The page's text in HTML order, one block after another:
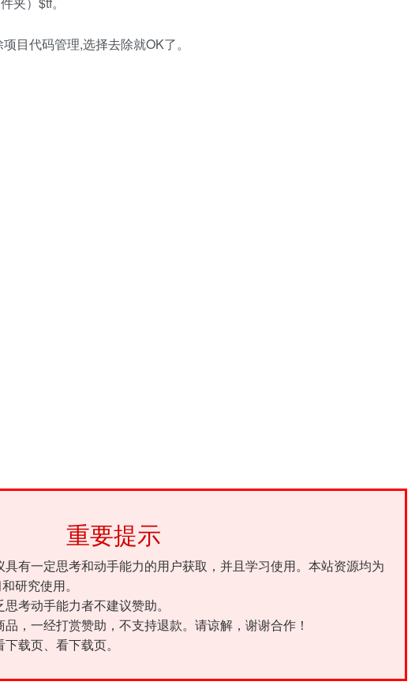
目代码管理,选择去除就OK了。
重要提示
具有一定思考和动手能力的用户获取，并且学习使用。本站资源均为
研究使用。
考动手能力者不建议赞助。
品，一经打赏赞助，不支持退款。请谅解，谢谢合作！
载页、看下载页。